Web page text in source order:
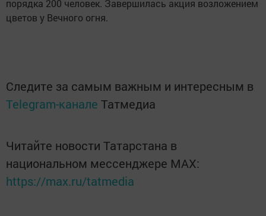
порядка 200 человек. Завершилась акция возложением
цветов у Вечного огня.
Следите за самым важным и интересным в
Telegram-канале Татмедиа
Читайте новости Татарстана в
национальном мессенджере MАХ:
https://max.ru/tatmedia